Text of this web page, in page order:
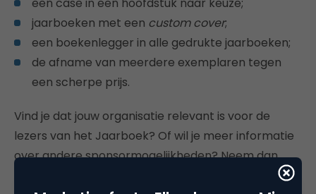
jaarboeken met een custom cover;
een boekenlegger in alle gedrukte jaarboeken;
de afname van meerdere exemplaren tegen
een scherpe prijs.
Vind je dat jouw organisatie relevant is voor de
lezers van het Jaarboek? Of wil je meer informatie
over andere sponsormogelijkheden? Neem dan
emile@marketingfacts.nl!